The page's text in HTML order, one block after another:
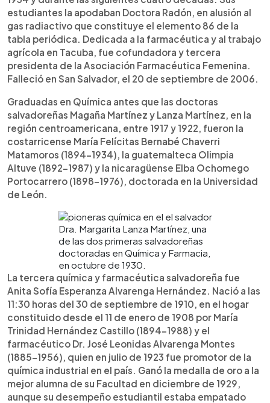
estudiantes la apodaban Doctora Radón, en alusión al
gas radiactivo que constituye el elemento 86 de la
tabla periódica. Dedicada a la farmacéutica y al trabajo
agrícola en Tacuba, fue cofundadora y tercera
presidenta de la Asociación Farmacéutica Femenina.
Falleció en San Salvador, el 20 de septiembre de 2006.
Graduadas en Química antes que las doctoras
salvadoreñas Magaña Martínez y Lanza Martínez, en la
región centroamericana, entre 1917 y 1922, fueron la
costarricense María Felícitas Bernabé Chaverri
Matamoros (1894-1934), la guatemalteca Olimpia
Altuve (1892-1987) y la nicaragüense Elba Ochomego
Portocarrero (1898-1976), doctorada en la Universidad
de León.
Dra. Margarita Lanza Martínez, una
de las dos primeras salvadoreñas
doctoradas en Química y Farmacia,
en octubre de 1930.
La tercera química y farmacéutica salvadoreña fue
Anita Sofía Esperanza Alvarenga Hernández. Nació a las
11:30 horas del 30 de septiembre de 1910, en el hogar
constituido desde el 11 de enero de 1908 por María
Trinidad Hernández Castillo (1894-1988) y el
farmacéutico Dr. José Leonidas Alvarenga Montes
(1885-1956), quien en julio de 1923 fue promotor de la
química industrial en el país. Ganó la medalla de oro a la
mejor alumna de su Facultad en diciembre de 1929,
aunque su desempeño estudiantil estaba empatado